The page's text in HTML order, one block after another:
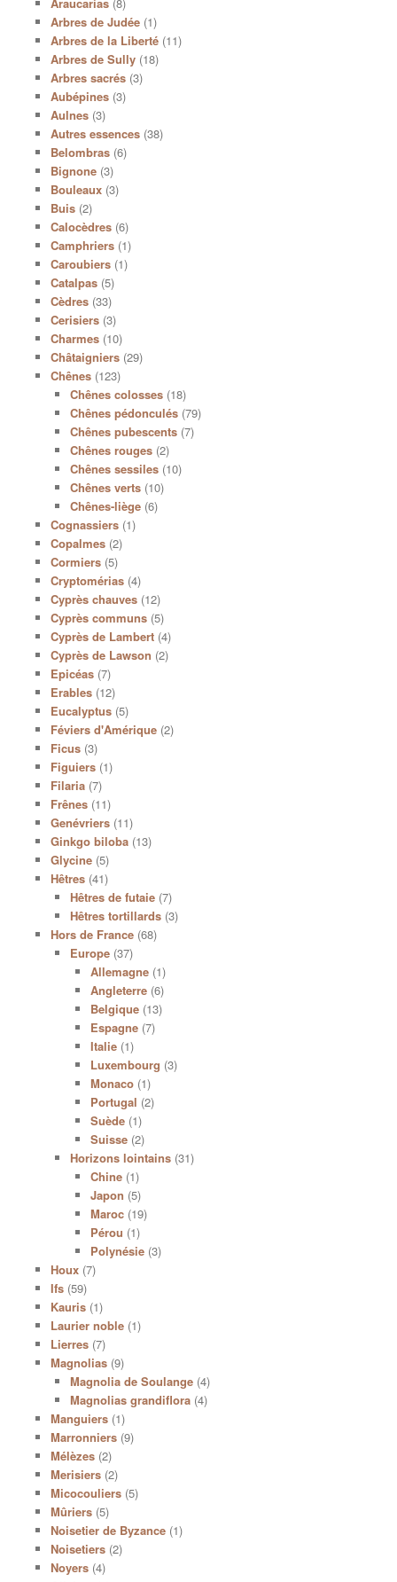
Arbres de Judée(1)
Arbres de la Liberté(11)
Arbres de Sully(18)
Arbres sacrés(3)
Aubépines(3)
Aulnes(3)
Autres essences(38)
Belombras(6)
Bignone(3)
Bouleaux(3)
Buis(2)
Calocèdres(6)
Camphriers(1)
Caroubiers(1)
Catalpas(5)
Cèdres(33)
Cerisiers(3)
Charmes(10)
Châtaigniers(29)
Chênes(123)
Chênes colosses (18)
Chênes pédonculés (79)
Chênes pubescents (7)
Chênes rouges (2)
Chênes sessiles (10)
Chênes verts (10)
Chênes-liège (6)
Cognassiers(1)
Copalmes(2)
Cormiers(5)
Cryptomérias(4)
Cyprès chauves(12)
Cyprès communs(5)
Cyprès de Lambert(4)
Cyprès de Lawson (2)
Epicéas(7)
Erables(12)
Eucalyptus(5)
Féviers d'Amérique(2)
Ficus(3)
Figuiers(1)
Filaria(7)
Frênes(11)
Genévriers(11)
Ginkgo biloba(13)
Glycine(5)
Hêtres(41)
Hêtres de futaie (7)
Hêtres tortillards (3)
Hors de France(68)
Europe (37)
Allemagne(1)
Angleterre(6)
Belgique(13)
Espagne(7)
Italie(1)
Luxembourg (3)
Monaco(1)
Portugal (2)
Suède(1)
Suisse(2)
Horizons lointains (31)
Chine(1)
Japon (5)
Maroc(19)
Pérou (1)
Polynésie(3)
Houx(7)
Ifs(59)
Kauris(1)
Laurier noble(1)
Lierres(7)
Magnolias(9)
Magnolia de Soulange (4)
Magnolias grandiflora (4)
Manguiers(1)
Marronniers(9)
Mélèzes(2)
Merisiers(2)
Micocouliers(5)
Mûriers(5)
Noisetier de Byzance(1)
Noisetiers(2)
Noyers(4)